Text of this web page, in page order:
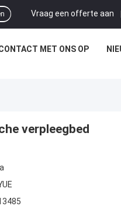
Vraag een offerte aan |
MET ONS OP
verpleegbed